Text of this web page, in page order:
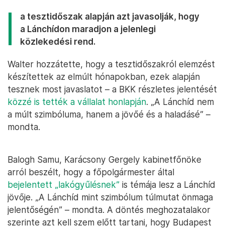
a tesztidőszak alapján azt javasolják, hogy
a Lánchídon maradjon a jelenlegi
közlekedési rend.
Walter hozzátette, hogy a tesztidőszakról elemzést
készítettek az elmúlt hónapokban, ezek alapján
tesznek most javaslatot – a BKK részletes jelentését
közzé is tették a vállalat honlapján. „A Lánchíd nem
a múlt szimbóluma, hanem a jövőé és a haladásé” –
mondta.
Balogh Samu, Karácsony Gergely kabinetfőnöke
arról beszélt, hogy a főpolgármester által
bejelentett „lakógyűlésnek” is témája lesz a Lánchíd
jövője. „A Lánchíd mint szimbólum túlmutat önmaga
jelentőségén” – mondta. A döntés meghozatalakor
szerinte azt kell szem előtt tartani, hogy Budapest